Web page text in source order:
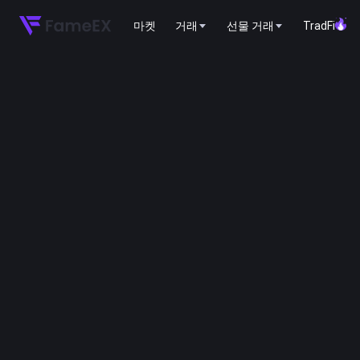
마켓 거래 선물 거래 TradFi